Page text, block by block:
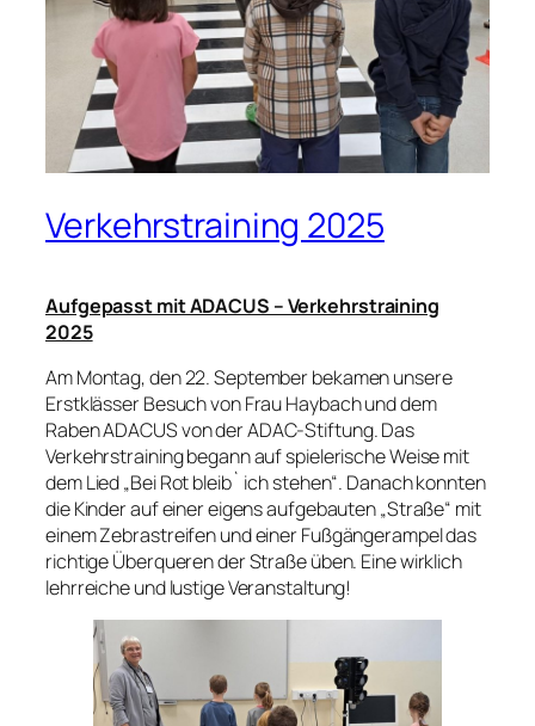
Verkehrstraining 2025
Aufgepasst mit ADACUS – Verkehrstraining
2025
Am Montag, den 22. September bekamen unsere
Erstklässer Besuch von Frau Haybach und dem
Raben ADACUS von der ADAC-Stiftung. Das
Verkehrstraining begann auf spielerische Weise mit
dem Lied „Bei Rot bleib` ich stehen“. Danach konnten
die Kinder auf einer eigens aufgebauten „Straße“ mit
einem Zebrastreifen und einer Fußgängerampel das
richtige Überqueren der Straße üben. Eine wirklich
lehrreiche und lustige Veranstaltung!